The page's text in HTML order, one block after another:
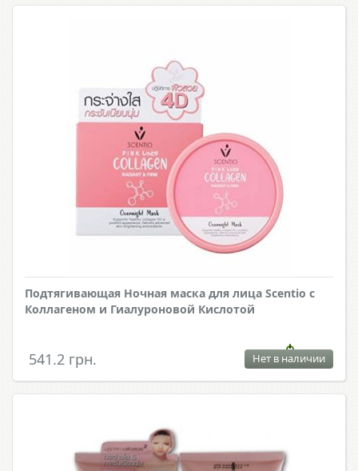
Подтягивающая Ночная маска для лица Scentio с
Коллагеном и Гиалуроновой Кислотой
541.2 грн. Нет в наличии